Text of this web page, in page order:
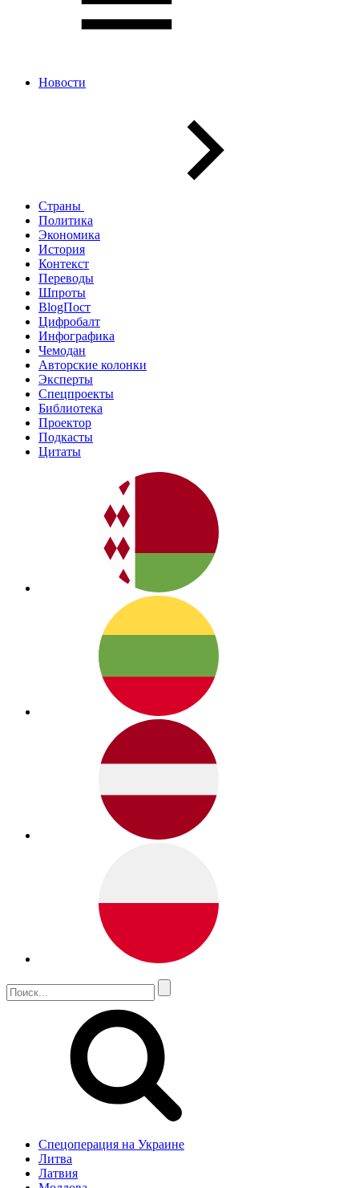
Новости
Страны
Политика
Экономика
История
Контекст
Переводы
Шпроты
BlogПост
Цифробалт
Инфографика
Чемодан
Авторские колонки
Эксперты
Спецпроекты
Библиотека
Проектор
Подкасты
Цитаты
Спецоперация на Украине
Литва
Латвия